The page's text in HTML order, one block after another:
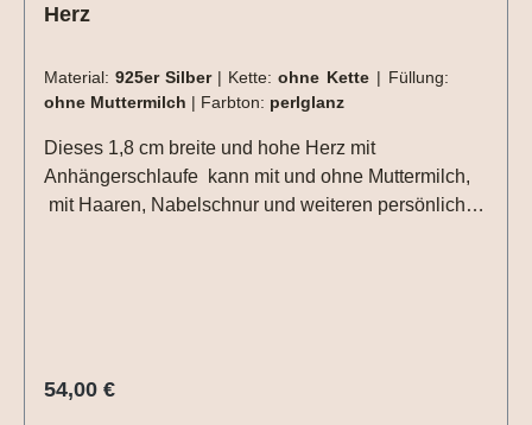
Herz
Material: 925er Silber | Kette: ohne Kette | Füllung:
ohne Muttermilch | Farbton: perlglanz
Dieses 1,8 cm breite und hohe Herz mit
Anhängerschlaufe kann mit und ohne Muttermilch,
mit Haaren, Nabelschnur und weiteren persönlichen
Eleganz. Ob als Erinnerung an Schwangerschaft,
Regulärer Preis:
54,00 €